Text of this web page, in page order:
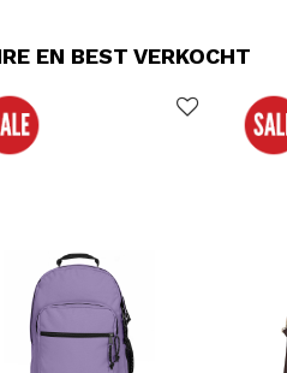
EN BEST VERKOCHT